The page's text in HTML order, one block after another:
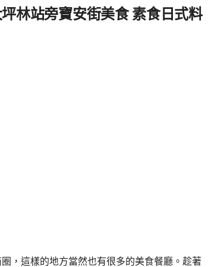
林站旁寶安街美食 素食日式料
，這樣的地方當然也有很多的美食餐廳。趁著